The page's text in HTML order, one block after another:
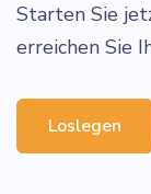
Starten Sie
erreichen Sie
Loslegen